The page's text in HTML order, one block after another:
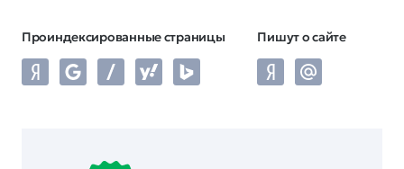
Проиндексированные страницы Пишут о сайте